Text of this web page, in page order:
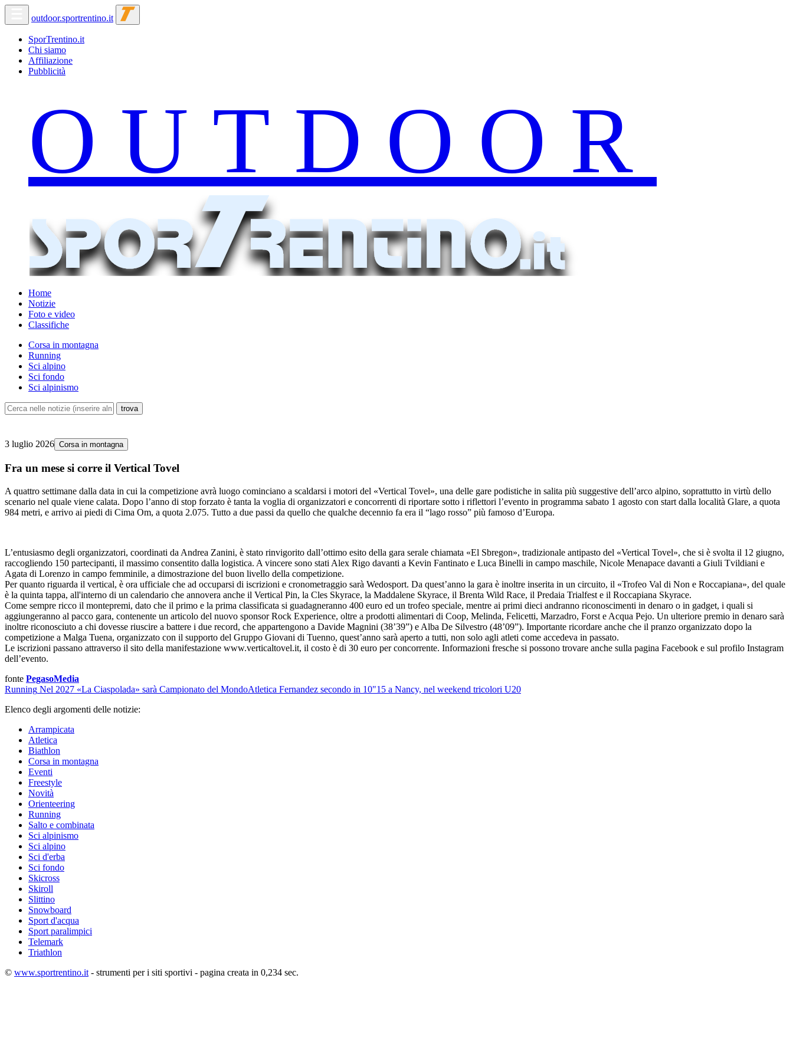
outdoor.sportrentino.it
SporTrentino.it
Chi siamo
Affiliazione
Pubblicità
Home
Notizie
Foto e video
Classifiche
Corsa in montagna
Running
Sci alpino
Sci fondo
Sci alpinismo
3 luglio 2026 Corsa in montagna
Fra un mese si corre il Vertical Tovel
A quattro settimane dalla data in cui la competizione avrà luogo cominciano a scaldarsi i motori del «Vertical Tovel», una delle gare podistiche in salita più suggestive dell’arco alpino, soprattutto in virtù dello
scenario nel quale viene calata. Dopo l’anno di stop forzato è tanta la voglia di organizzatori e concorrenti di riportare sotto i riflettori l’evento in programma sabato 1 agosto con start dalla località Glare, a quota
984 metri, e arrivo ai piedi di Cima Om, a quota 2.075. Tutto a due passi da quello che qualche decennio fa era il “lago rosso” più famoso d’Europa.
L’entusiasmo degli organizzatori, coordinati da Andrea Zanini, è stato rinvigorito dall’ottimo esito della gara serale chiamata «El Sbregon», tradizionale antipasto del «Vertical Tovel», che si è svolta il 12 giugno,
raccogliendo 150 partecipanti, il massimo consentito dalla logistica. A vincere sono stati Alex Rigo davanti a Kevin Fantinato e Luca Binelli in campo maschile, Nicole Menapace davanti a Giuli Tvildiani e
Agata di Lorenzo in campo femminile, a dimostrazione del buon livello della competizione.
Per quanto riguarda il vertical, è ora ufficiale che ad occuparsi di iscrizioni e cronometraggio sarà Wedosport. Da quest’anno la gara è inoltre inserita in un circuito, il «Trofeo Val di Non e Roccapiana», del quale
è la quinta tappa, all'interno di un calendario che annovera anche il Vertical Pin, la Cles Skyrace, la Maddalene Skyrace, il Brenta Wild Race, il Predaia Trialfest e il Roccapiana Skyrace.
Come sempre ricco il montepremi, dato che il primo e la prima classificata si guadagneranno 400 euro ed un trofeo speciale, mentre ai primi dieci andranno riconoscimenti in denaro o in gadget, i quali si
aggiungeranno al pacco gara, contenente un articolo del nuovo sponsor Rock Experience, oltre a prodotti alimentari di Coop, Melinda, Felicetti, Marzadro, Forst e Acqua Pejo. Un ulteriore premio in denaro sarà
inoltre riconosciuto a chi dovesse riuscire a battere i due record, che appartengono a Davide Magnini (38’39”) e Alba De Silvestro (48’09”). Importante ricordare anche che il pranzo organizzato dopo la
competizione a Malga Tuena, organizzato con il supporto del Gruppo Giovani di Tuenno, quest’anno sarà aperto a tutti, non solo agli atleti come accedeva in passato.
Le iscrizioni passano attraverso il sito della manifestazione www.verticaltovel.it, il costo è di 30 euro per concorrente. Informazioni fresche si possono trovare anche sulla pagina Facebook e sul profilo Instagram
dell’evento.
fonte PegasoMedia
Running Nel 2027 «La Ciaspolada» sarà Campionato del MondoAtletica Fernandez secondo in 10"15 a Nancy, nel weekend tricolori U20
Elenco degli argomenti delle notizie:
Arrampicata
Atletica
Biathlon
Corsa in montagna
Eventi
Freestyle
Novità
Orienteering
Running
Salto e combinata
Sci alpinismo
Sci alpino
Sci d'erba
Sci fondo
Skicross
Skiroll
Slittino
Snowboard
Sport d'acqua
Sport paralimpici
Telemark
Triathlon
© www.sportrentino.it - strumenti per i siti sportivi - pagina creata in 0,234 sec.